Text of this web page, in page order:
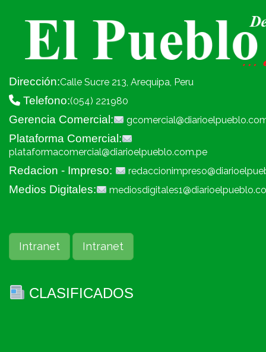
Dirección:Calle Sucre 213, Arequipa, Peru
Telefono:(054) 221980
Gerencia Comercial:
Plataforma Comercial:
plataformacomercial@diarioelpueblo.com.pe
Redacion - Impreso:
Medios Digitales:
Intranet Intranet
CLASIFICADOS